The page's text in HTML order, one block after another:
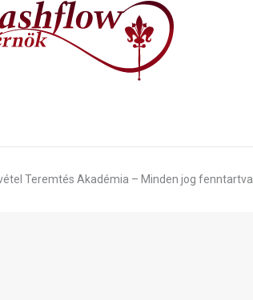
Teremtés Akadémia – Minden jog fenntartva.